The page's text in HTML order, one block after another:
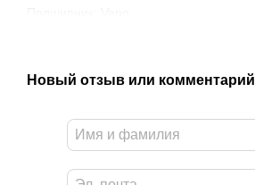
Уровень шума: 32 дБА
Новый отзыв или комментарий